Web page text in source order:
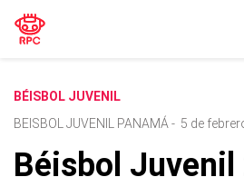
BÉISBOL JUVENIL
BEISBOL JUVENIL PANAMÁ - 5 de
Béisbol